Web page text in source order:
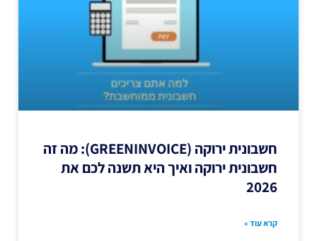
חשבונית ירוקה (GREENINVOICE): מה זה
חשבונית ירוקה ואיך היא תשנה לכם את
2026
קרא עוד »